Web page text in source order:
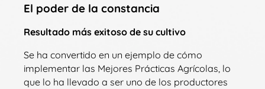
El poder de la constancia
Resultado más exitoso de su cultivo
Se ha convertido en un ejemplo de cómo
implementar las Mejores Prácticas Agrícolas, lo
que lo ha llevado a ser uno de los productores